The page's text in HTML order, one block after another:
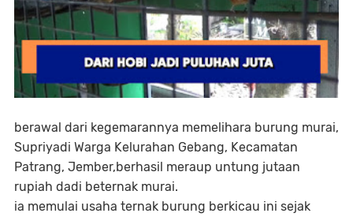
berawal dari kegemarannya memelihara burung murai,
Supriyadi Warga Kelurahan Gebang, Kecamatan
Patrang, Jember,berhasil meraup untung jutaan
rupiah dadi beternak murai.
ia memulai usaha ternak burung berkicau ini sejak